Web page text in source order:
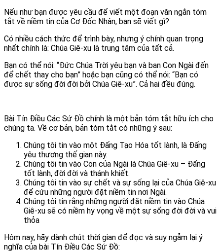
Nếu như bạn được yêu cầu để viết một đoạn văn ngắn tóm
tắt về niềm tin của Cơ Đốc Nhân, bạn sẽ viết gì?
Có nhiều cách thức để trình bày, nhưng ý chính quan trọng
nhất chính là: Chúa Giê-xu là trung tâm của tất cả.
Bạn có thể nói: “Đức Chúa Trời yêu bạn và ban Con Ngài đến
để chết thay cho bạn” hoặc bạn cũng có thể nói: “Bạn có
được sự sống đời đời bởi Chúa Giê-xu”. Cả hai đều đúng.
Bài Tín Điều Các Sứ Đồ chính là một bản tóm tắt hữu ích cho
chúng ta. Về cơ bản, bản tóm tắt có những ý sau:
Chúng tôi tin vào một Đấng Tạo Hóa tốt lành, là Đấng
yêu thương thế gian này.
Chúng tôi tin vào Con của Ngài là Chúa Giê-xu – Đấng
tốt lành, đời đời và thánh khiết.
Chúng tôi tin vào sự chết và sự sống lại của Chúa Giê-xu
để cứu những người đặt niềm tin nơi Ngài.
Chúng tôi tin rằng những người đặt niềm tin vào Chúa
Giê-xu sẽ có niềm hy vọng về một sự sống đời đời và vui
thỏa
Hôm nay, hãy dành chút thời gian để đọc và suy ngẫm lại ý
nghĩa của bài Tín Điều Các Sứ Đồ: